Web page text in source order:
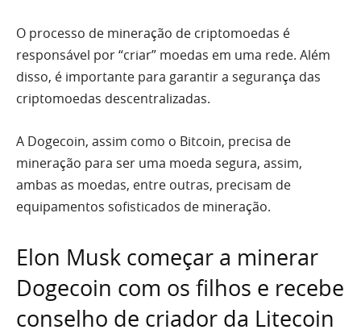
O processo de mineração de criptomoedas é
responsável por “criar” moedas em uma rede. Além
disso, é importante para garantir a segurança das
criptomoedas descentralizadas.
A Dogecoin, assim como o Bitcoin, precisa de
mineração para ser uma moeda segura, assim,
ambas as moedas, entre outras, precisam de
equipamentos sofisticados de mineração.
Elon Musk começar a minerar
Dogecoin com os filhos e recebe
conselho de criador da Litecoin